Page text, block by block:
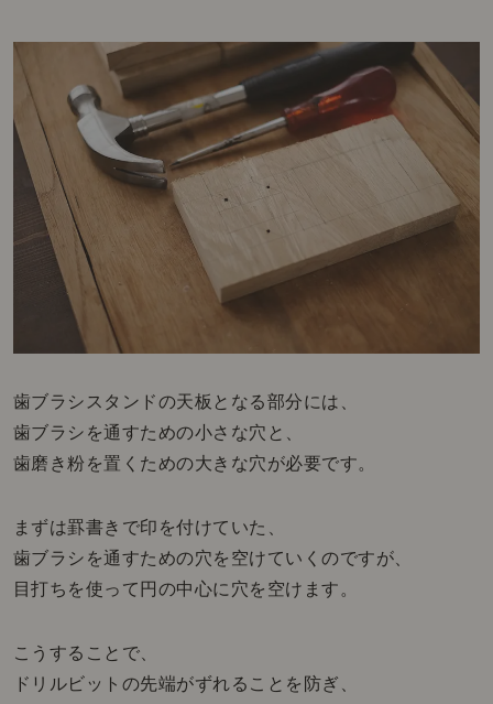
歯ブラシスタンドの天板となる部分には、
歯ブラシを通すための小さな穴と、
歯磨き粉を置くための大きな穴が必要です。
まずは罫書きで印を付けていた、
歯ブラシを通すための穴を空けていくのですが、
目打ちを使って円の中心に穴を空けます。
こうすることで、
ドリルビットの先端がずれることを防ぎ、